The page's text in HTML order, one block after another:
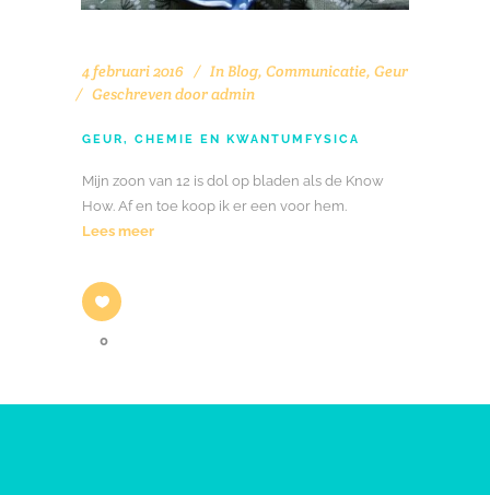
4 februari 2016 In Blog, Communicatie, Geur
Geschreven dooradmin
GEUR, CHEMIE EN KWANTUMFYSICA
Mijn zoon van 12 is dol op bladen als de Know
How. Af en toe koop ik er een voor hem.
Lees meer
0